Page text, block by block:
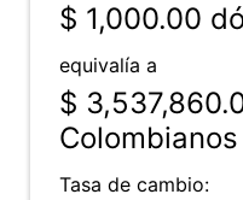
$ 1,000.00
equivalía a
$
Colombianos
Tasa de cambio: